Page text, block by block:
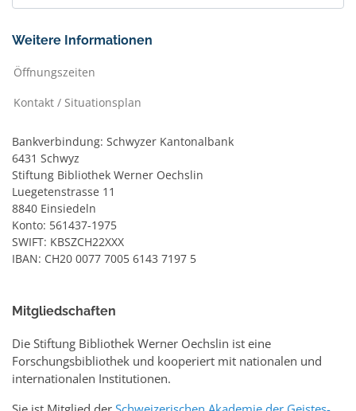
Weitere Informationen
Öffnungszeiten
Kontakt / Situationsplan
Bankverbindung: Schwyzer Kantonalbank
6431 Schwyz
Stiftung Bibliothek Werner Oechslin
Luegetenstrasse 11
8840 Einsiedeln
Konto: 561437-1975
SWIFT: KBSZCH22XXX
IBAN: CH20 0077 7005 6143 7197 5
Mitgliedschaften
Die Stiftung Bibliothek Werner Oechslin ist eine
Forschungsbibliothek und kooperiert mit nationalen und
internationalen Institutionen.